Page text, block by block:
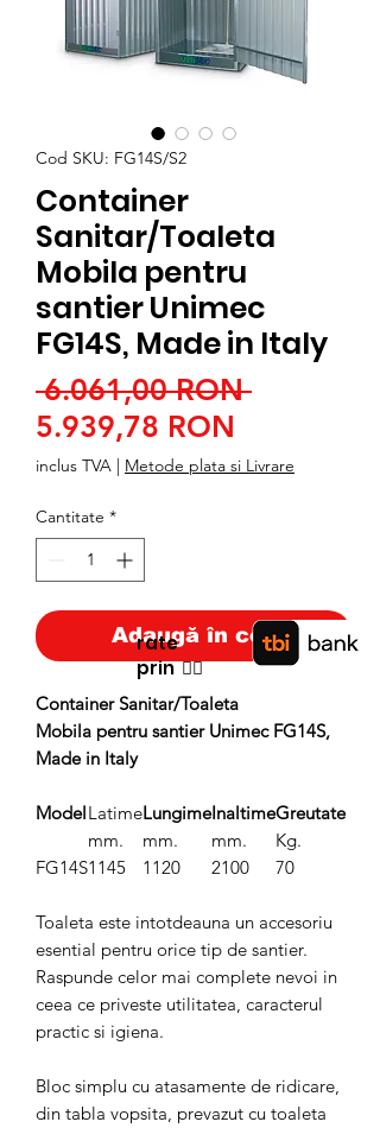
Cod SKU: FG14S/S2
Container
Sanitar/Toaleta
Mobila pentru
santier Unimec
FG14S, Made in Italy
6.061,00 RON Preț
5.939,78 RON
redus
inclus TVA | Metode plata si Livrare
Cantitate *
Adaugă în coș
Container Sanitar/Toaleta
Mobila pentru santier Unimec FG14S,
Made in Italy
ModelLatimeLungimeInaltimeGreutate
mm.
mm. mm.
Kg.
FG14S1145 1120 2100 70
Toaleta este intotdeauna un accesoriu
esential pentru orice tip de santier.
Raspunde celor mai complete nevoi in
ceea ce priveste utilitatea, caracterul
practic si igiena.
Bloc simplu cu atasamente de ridicare,
din tabla vopsita, prevazut cu toaleta
rate
prin👉🏿